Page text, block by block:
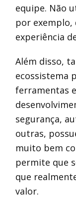
equipe. Não
por
experiência
Além disso,
ecossistema
ferramentas
segurança,
outras,
muito bem
permite que
que
valor.